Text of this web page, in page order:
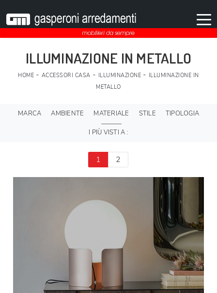
ILLUMINAZIONE IN METALLO
HOME - ACCESSORI CASA - ILLUMINAZIONE - ILLUMINAZIONE IN
METALLO
MARCA AMBIENTE MATERIALE STILE TIPOLOGIA
I PIÙ VISTI A :
1 2